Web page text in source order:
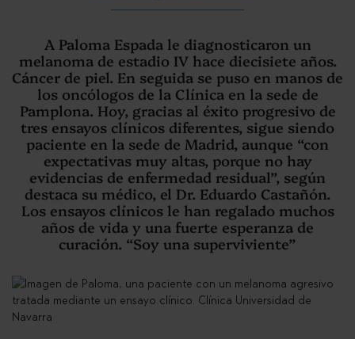
A Paloma Espada le diagnosticaron un
melanoma de estadio IV hace diecisiete años.
Cáncer de piel. En seguida se puso en manos de
los oncólogos de la Clínica en la sede de
Pamplona. Hoy, gracias al éxito progresivo de
tres ensayos clínicos diferentes, sigue siendo
paciente en la sede de Madrid, aunque “con
expectativas muy altas, porque no hay
evidencias de enfermedad residual”, según
destaca su médico, el Dr. Eduardo Castañón.
Los ensayos clínicos le han regalado muchos
años de vida y una fuerte esperanza de
curación. “Soy una superviviente”